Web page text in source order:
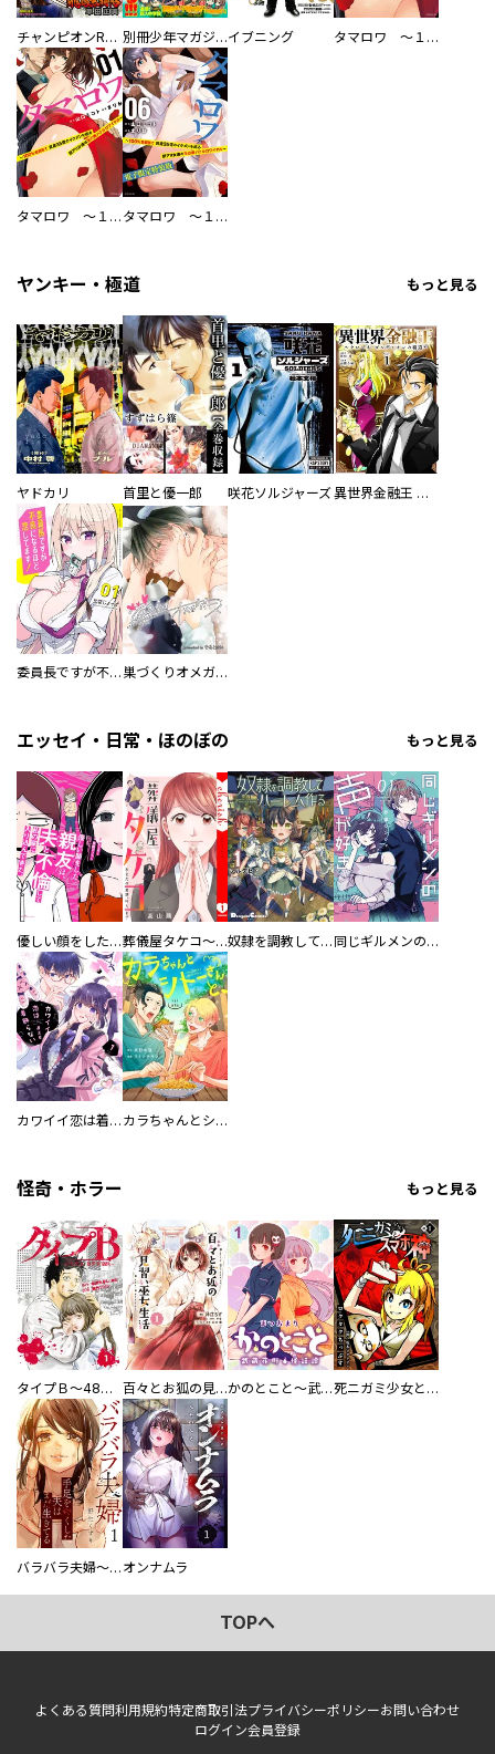
チャンピオンRED 別冊少年マガジンイブニング タマロワ ～１００％金目当て 資産３５億のイケメンを巡る訳アリ女達の玉の輿バトルロワイヤル～ 【電子限定特装版】
タマロワ ～１００％金目当て 資産３５億のイケメンを巡る訳アリ女達の玉の輿バトルロワイヤル～ タマロワ ～１００％金目当て 資産３５億のイケメンを巡る訳アリ女達の玉の輿バトルロワイヤル～ 【電子限定特装版】（６）
ヤンキー・極道 もっと見る
ヤドカリ 首里と優一郎 咲花ソルジャーズ 異世界金融王 ～クローネ・ゴルディオンの覇道～
委員長ですが不良になるほど恋してます！ 巣づくりオメガバース
エッセイ・日常・ほのぼの もっと見る
優しい顔をした親友は、夫と不倫して私の家に入り込んできた。 葬儀屋タケコ～あなたの最期、叶えます【電子単行本版】 奴隷を調教してハーレム作る 同じギルメンの声が好き
カワイイ恋は着飾らない カラちゃんとシトーさんと、 【分冊版】
怪奇・ホラー もっと見る
タイプＢ～48時間後、致死率100％～【単話】 百々とお狐の見習い巫女生活【単行本版】 かのとこと～武蔵花町怪話譚～ 【連載版】 死ニガミ少女とスマホ神
バラバラ夫婦～手足をなくした夫はまだ生きてる オンナムラ
TOPへ
よくある質問利用規約特定商取引法プライバシーポリシーお問い合わせ
ログイン会員登録